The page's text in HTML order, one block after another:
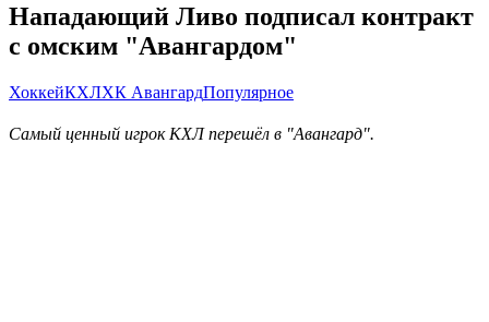
Нападающий Ливо подписал контракт
с омским "Авангардом"
ХоккейКХЛХК АвангардПопулярное
Самый ценный игрок КХЛ перешёл в "Авангард".